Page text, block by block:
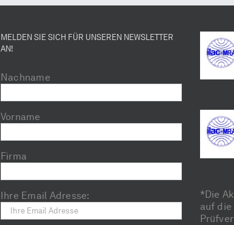
MELDEN SIE SICH FÜR UNSEREN NEWSLETTER
AN!
Nachname
Vorname
Firma
Ihre Email Adresse:
*Die
auf